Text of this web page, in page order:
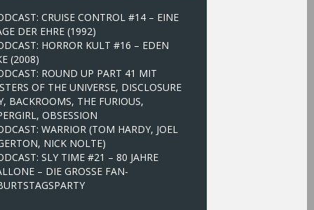
CRUISE CONTROL #14 – EINE
DER EHRE (1992)
HORROR KULT #16 – EDEN
(2008)
ROUND UP PART 41 MIT
OF THE UNIVERSE, DISCLOSURE
BACKROOMS, THE FURIOUS,
OBSESSION
WARRIOR (TOM HARDY, JOEL
NICK NOLTE)
SLY TIME #21 – 80 JAHRE
– DIE GROSSE FAN-